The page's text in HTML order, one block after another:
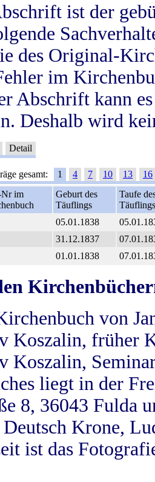
ist der
des Original-
im
Abschrift kann
Deshalb wird
Detail
gesamt: 1 4 7 10 13
16
im
Geburt des
Täuflings
Taufe
Täuflings
05.01.1838
31.12.1837
01.01.1838
von
Koszalin, früher
Koszalin,
liegt in der
8, 36043 Fulda
Krone,
ist das